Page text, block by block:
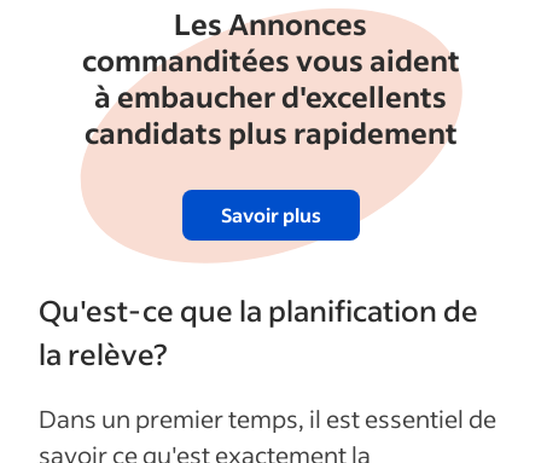
Les Annonces
commanditées vous aident
à embaucher d'excellents
candidats plus rapidement
Savoir plus
Qu'est-ce que la planification de
la relève?
Dans un premier temps, il est essentiel de
savoir ce qu'est exactement la